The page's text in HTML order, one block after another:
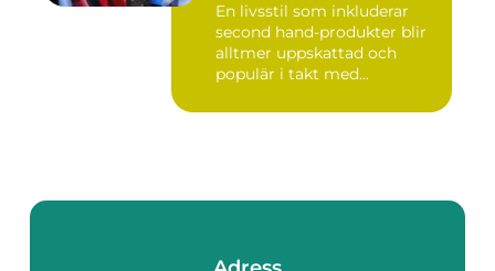
En livsstil som inkluderar
second hand-produkter blir
alltmer uppskattad och
populär i takt med...